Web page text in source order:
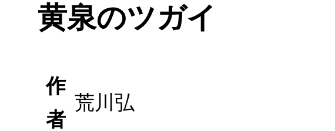
黄泉のツガイ
作
者
荒川弘